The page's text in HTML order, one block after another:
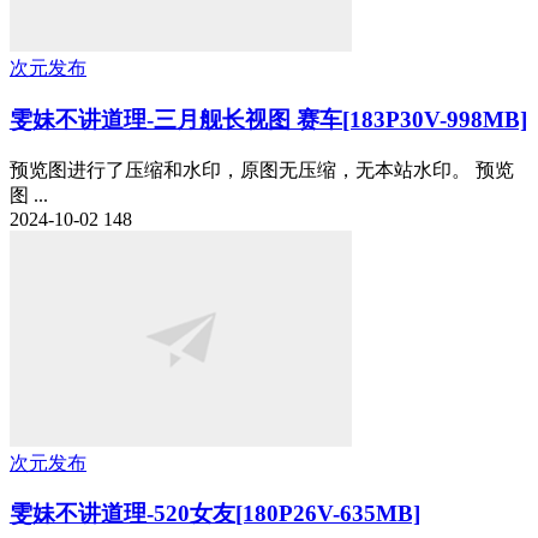
次元发布
雯妹不讲道理-三月舰长视图 赛车[183P30V-998MB]
预览图进行了压缩和水印，原图无压缩，无本站水印。 预览
图 ...
2024-10-02 148
次元发布
雯妹不讲道理-520女友[180P26V-635MB]